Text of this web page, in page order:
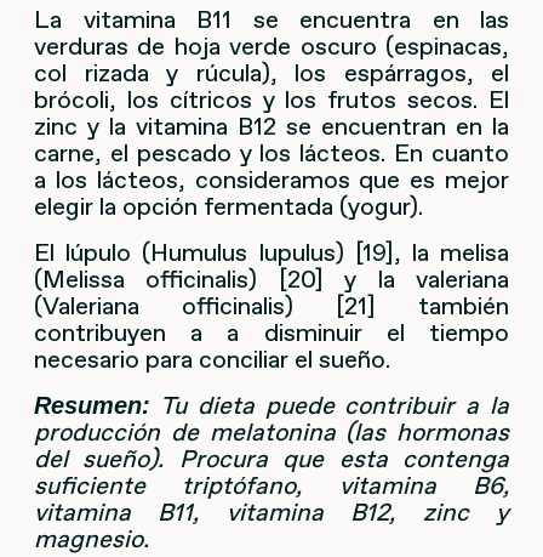
La vitamina B11 se encuentra en las
verduras de hoja verde oscuro (espinacas,
col rizada y rúcula), los espárragos, el
brócoli, los cítricos y los frutos secos. El
zinc y la vitamina B12 se encuentran en la
carne, el pescado y los lácteos. En cuanto
a los lácteos, consideramos que es mejor
elegir la opción fermentada (yogur).
El lúpulo (Humulus lupulus) [19], la melisa
(Melissa officinalis) [20] y la valeriana
(Valeriana officinalis) [21] también
contribuyen a a disminuir el tiempo
necesario para conciliar el sueño.
Resumen: Tu dieta puede contribuir a la
producción de melatonina (las hormonas
del sueño). Procura que esta contenga
suficiente triptófano, vitamina B6,
vitamina B11, vitamina B12, zinc y
magnesio.